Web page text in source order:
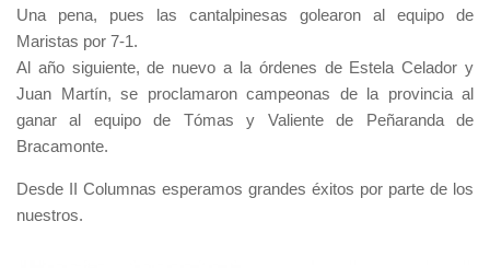
Una pena, pues las cantalpinesas golearon al equipo de
Maristas por 7-1.
Al año siguiente, de nuevo a la órdenes de Estela Celador y
Juan Martín, se proclamaron campeonas de la provincia al
ganar al equipo de Tómas y Valiente de Peñaranda de
Bracamonte.
Desde II Columnas esperamos grandes éxitos por parte de los
nuestros.